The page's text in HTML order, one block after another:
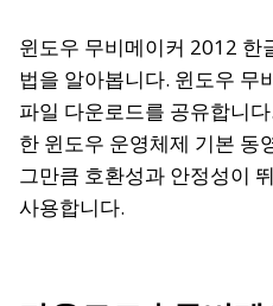
윈도우 무비메이커 2012 한
법을 알아봅니다. 윈도우 무
파일 다운로드를 공유합니
한 윈도우 운영체제 기본 동
그만큼 호환성과 안정성이
사용합니다.